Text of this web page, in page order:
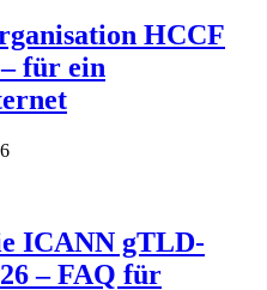
HCCF
für ein
ICANN gTLD-
– FAQ für